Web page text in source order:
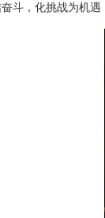
斗，化挑战为机遇